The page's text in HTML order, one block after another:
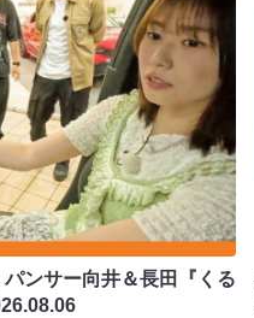
ンサー向井＆長田『くる